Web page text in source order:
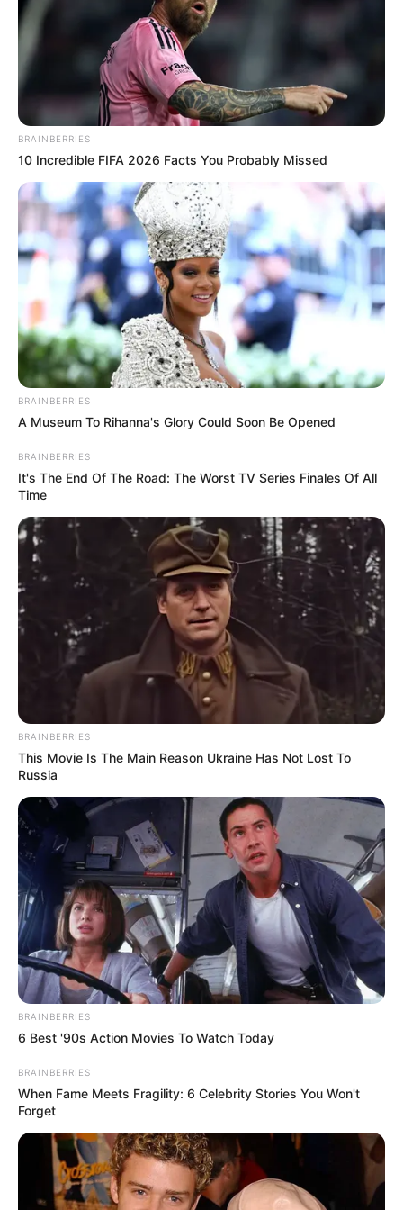
Fakta
Dia merupakan anggota dari Bigstar.
Feeldog menempati posisi keempat di ajangthe unit.
Feeldog telah berpacaran dengan Bora ex Sistar selama lebih
dari setahun.
Karena menyukai gambar, impiannya adalah menjadi seniman.
Dia berperan sebagai master taekwondo dalam film
My Son is
Puberty
Dia pernah mengikuti ajang Hit The Stage.
Menempati posisi ke-4 di The Unit dengan 82.170 suara.
Merupakan teman baik dari Hoya ex-infinite.
Membantu dalam menulisOnly OnedanRide With Me.
Feeldog berakting di
Let’s Eat
(2014) sebagai peran
2. Euijin
(foto: instagram/official_un_b)
Biodata & Profil
Nama Lengkap: Lee Eui Jin
Nama panggung: Euijin
Posisi: Vocalist, main dancer
Tempat,tanggal lahir: Korea selatan, 15 Febuari 1990
BRAINBERRIES
10 Incredible FIFA 2026 Facts You Probably Missed
BRAINBERRIES
A Museum To Rihanna's Glory Could Soon Be Opened
BRAINBERRIES
It's The End Of The Road: The Worst TV Series Finales Of All
Time
BRAINBERRIES
This Movie Is The Main Reason Ukraine Has Not Lost To
Russia
BRAINBERRIES
6 Best '90s Action Movies To Watch Today
BRAINBERRIES
When Fame Meets Fragility: 6 Celebrity Stories You Won't
Forget